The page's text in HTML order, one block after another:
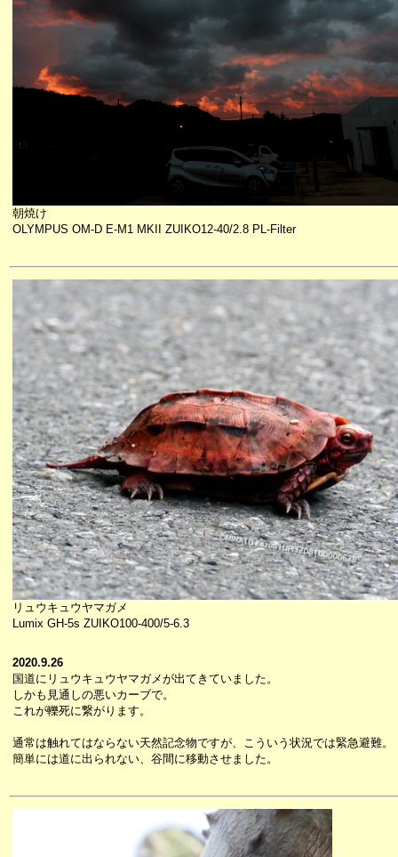
朝焼け
OLYMPUS OM-D E-M1 MKII ZUIKO12-40/2.8 PL-Filter
リュウキュウヤマガメ
Lumix GH-5s ZUIKO100-400/5-6.3
2020.9.26
国道にリュウキュウヤマガメが出てきていました。
しかも見通しの悪いカーブで。
これが轢死に繋がります。
通常は触れてはならない天然記念物ですが、こういう状況では緊急避難。
簡単には道に出られない、谷間に移動させました。